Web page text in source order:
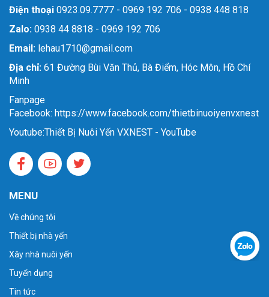
Điện thoại 0923.09.7777 - 0969 192 706 - 0938 448 818
Zalo: 0938 44 8818 - 0969 192 706
Email: lehau1710@gmail.com
Địa chỉ: 61 Đường Bùi Văn Thủ, Bà Điểm, Hóc Môn, Hồ Chí
Minh
Fanpage
Facebook: https://www.facebook.com/thietbinuoiyenvxnest
Youtube:Thiết Bị Nuôi Yến VXNEST - YouTube
MENU
Về chúng tôi
Thiết bị nhà yến
Xây nhà nuôi yến
Tuyển dụng
Tin tức